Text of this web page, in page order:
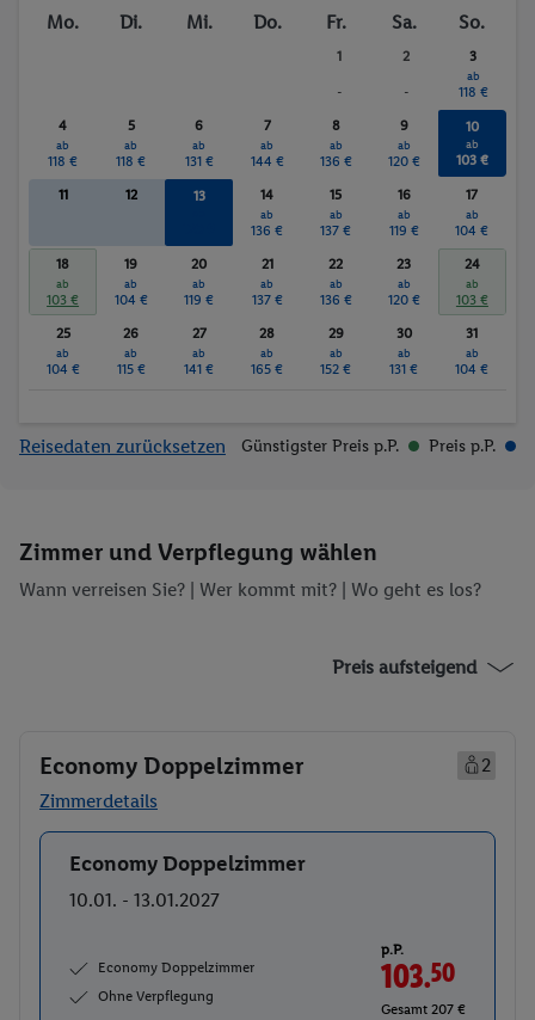
Mo. Di. Mi. Do. Fr. Sa. So.
1
-
2
-
3
ab
118 €
4
ab
118 €
5
ab
118 €
6
ab
131 €
7
ab
144 €
8
ab
136 €
9
ab
120 €
10
ab
103 €
11 12 13 14
ab
136 €
15
ab
137 €
16
ab
119 €
17
ab
104 €
18
ab
103 €
19
ab
104 €
20
ab
119 €
21
ab
137 €
22
ab
136 €
23
ab
120 €
24
ab
103 €
25
ab
104 €
26
ab
115 €
27
ab
141 €
28
ab
165 €
29
ab
152 €
30
ab
131 €
31
ab
104 €
Reisedaten zurücksetzen Günstigster Preis p.P. Preis p.P.
Zimmer und Verpflegung wählen
Wann verreisen Sie? | Wer kommt mit? | Wo geht es los?
Preis aufsteigend
Economy Doppelzimmer
2
Zimmerdetails
Buchen
Economy Doppelzimmer
10.01. - 13.01.2027
Economy Doppelzimmer
Ohne Verpflegung
p.P.
103.50
Gesamt 207 €